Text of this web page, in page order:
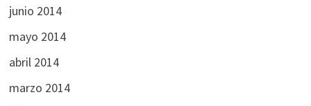
junio 2014
mayo 2014
abril 2014
marzo 2014